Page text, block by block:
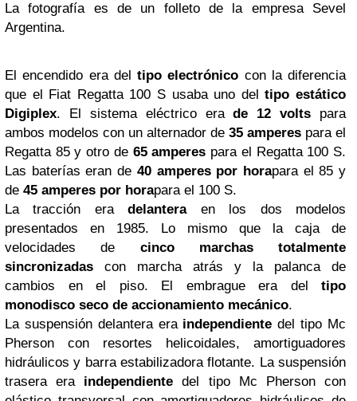
La fotografía es de un folleto de la empresa Sevel
Argentina.
El encendido era del tipo electrónico con la diferencia
que el Fiat Regatta 100 S usaba uno deltipo estático
Digiplex. El sistema eléctrico erade 12 volts para
ambos modelos con un alternador de 35 amperes para el
Regatta 85 y otro de 65 amperes para el Regatta 100 S.
Las baterías eran de 40 amperes por horapara el 85 y
de 45 amperes por horapara el 100 S.
La tracción eradelanteraen los dos modelos
presentados en 1985. Lo mismo que la caja de
velocidades de cinco marchas totalmente
sincronizadas con marcha atrás y la palanca de
cambios en el piso. El embrague era del tipo
monodisco seco de accionamiento mecánico.
La suspensión delantera era independiente del tipo Mc
Pherson con resortes helicoidales, amortiguadores
hidráulicos y barra estabilizadora flotante. La suspensión
trasera era independiente del tipo Mc Pherson con